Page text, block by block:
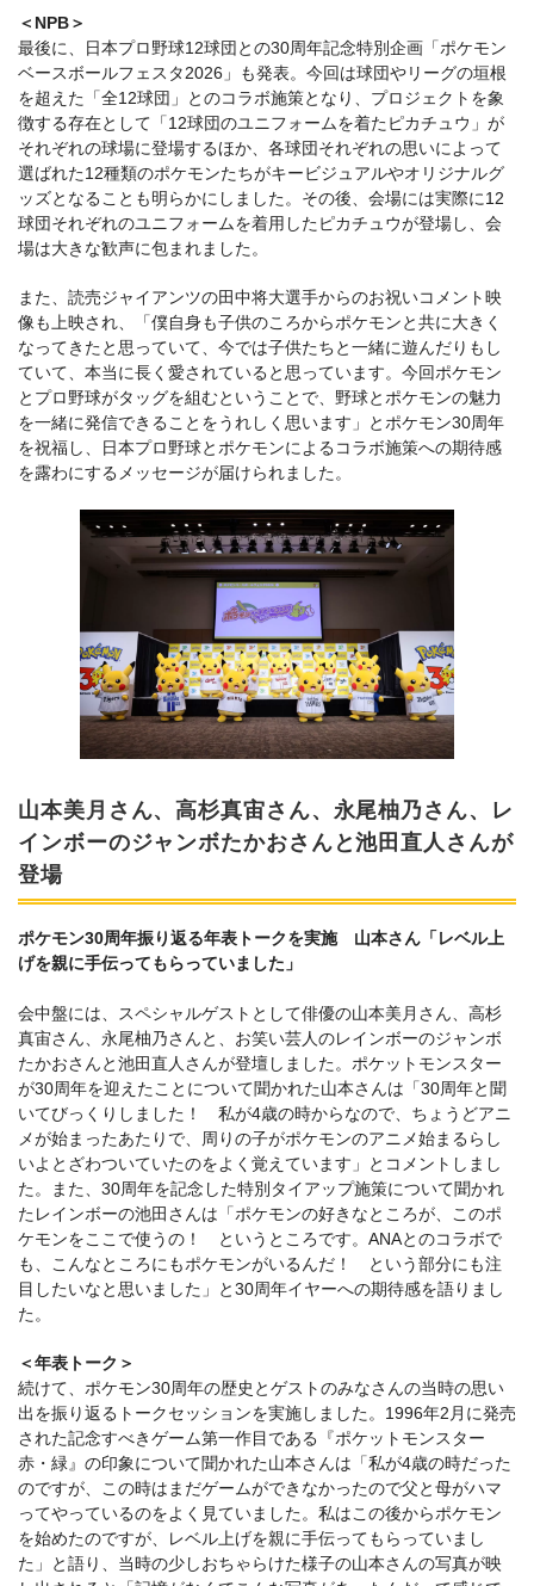
＜NPB＞
最後に、日本プロ野球12球団との30周年記念特別企画「ポケモン
ベースボールフェスタ2026」も発表。今回は球団やリーグの垣根
を超えた「全12球団」とのコラボ施策となり、プロジェクトを象
徴する存在として「12球団のユニフォームを着たピカチュウ」が
それぞれの球場に登場するほか、各球団それぞれの思いによって
選ばれた12種類のポケモンたちがキービジュアルやオリジナルグ
ッズとなることも明らかにしました。その後、会場には実際に12
球団それぞれのユニフォームを着用したピカチュウが登場し、会
場は大きな歓声に包まれました。
また、読売ジャイアンツの田中将大選手からのお祝いコメント映
像も上映され、「僕自身も子供のころからポケモンと共に大きく
なってきたと思っていて、今では子供たちと一緒に遊んだりもし
ていて、本当に長く愛されていると思っています。今回ポケモン
とプロ野球がタッグを組むということで、野球とポケモンの魅力
を一緒に発信できることをうれしく思います」とポケモン30周年
を祝福し、日本プロ野球とポケモンによるコラボ施策への期待感
を露わにするメッセージが届けられました。
山本美月さん、高杉真宙さん、永尾柚乃さん、レ
インボーのジャンボたかおさんと池田直人さんが
登場
ポケモン30周年振り返る年表トークを実施 山本さん「レベル上
げを親に手伝ってもらっていました」
会中盤には、スペシャルゲストとして俳優の山本美月さん、高杉
真宙さん、永尾柚乃さんと、お笑い芸人のレインボーのジャンボ
たかおさんと池田直人さんが登壇しました。ポケットモンスター
が30周年を迎えたことについて聞かれた山本さんは「30周年と聞
いてびっくりしました！ 私が4歳の時からなので、ちょうどアニ
メが始まったあたりで、周りの子がポケモンのアニメ始まるらし
いよとざわついていたのをよく覚えています」とコメントしまし
た。また、30周年を記念した特別タイアップ施策について聞かれ
たレインボーの池田さんは「ポケモンの好きなところが、このポ
ケモンをここで使うの！ というところです。ANAとのコラボで
も、こんなところにもポケモンがいるんだ！ という部分にも注
目したいなと思いました」と30周年イヤーへの期待感を語りまし
た。
＜年表トーク＞
続けて、ポケモン30周年の歴史とゲストのみなさんの当時の思い
出を振り返るトークセッションを実施しました。1996年2月に発売
された記念すべきゲーム第一作目である『ポケットモンスター
赤・緑』の印象について聞かれた山本さんは「私が4歳の時だった
のですが、この時はまだゲームができなかったので父と母がハマ
ってやっているのをよく見ていました。私はこの後からポケモン
を始めたのですが、レベル上げを親に手伝ってもらっていまし
た」と語り、当時の少しおちゃらけた様子の山本さんの写真が映